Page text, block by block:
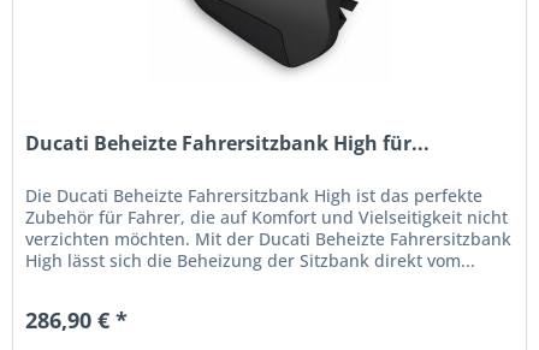
Ducati Beheizte Fahrersitzbank High für...
Die Ducati Beheizte Fahrersitzbank High ist das perfekte
Zubehör für Fahrer, die auf Komfort und Vielseitigkeit nicht
verzichten möchten. Mit der Ducati Beheizte Fahrersitzbank
High lässt sich die Beheizung der Sitzbank direkt vom...
286,90 € *